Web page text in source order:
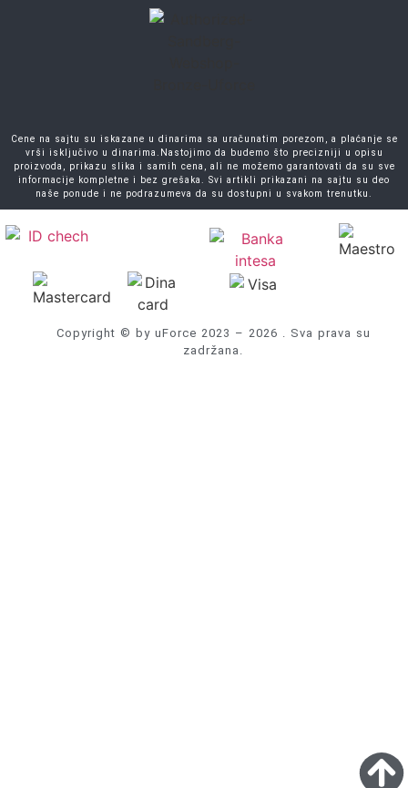
Cene na sajtu su iskazane u dinarima sa uračunatim porezom, a plaćanje se
vrši isključivo u dinarima.Nastojimo da budemo što precizniji u opisu
proizvoda, prikazu slika i samih cena, ali ne možemo garantovati da su sve
informacije kompletne i bez grešaka. Svi artikli prikazani na sajtu su deo
naše ponude i ne podrazumeva da su dostupni u svakom trenutku.
Copyright © by uForce 2023 – 2026 . Sva prava su
zadržana.